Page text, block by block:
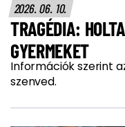
2026. 06. 10.
TRAGÉDIA:
GYERMEKET
Információk szerint
szenved.